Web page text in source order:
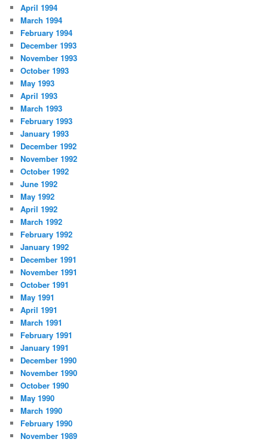
April 1994
March 1994
February 1994
December 1993
November 1993
October 1993
May 1993
April 1993
March 1993
February 1993
January 1993
December 1992
November 1992
October 1992
June 1992
May 1992
April 1992
March 1992
February 1992
January 1992
December 1991
November 1991
October 1991
May 1991
April 1991
March 1991
February 1991
January 1991
December 1990
November 1990
October 1990
May 1990
March 1990
February 1990
November 1989